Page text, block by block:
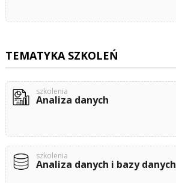
TEMATYKA SZKOLEŃ
szkolenia
Analiza danych
szkolenia
Analiza danych i bazy danych